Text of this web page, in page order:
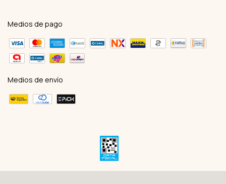
Medios de pago
Medios de envío